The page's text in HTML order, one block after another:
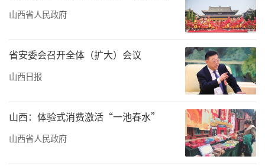
山西省人民政府
省安委会召开全体（扩大）会议
山西日报
山西：体验式消费激活“一池春水”
山西省人民政府